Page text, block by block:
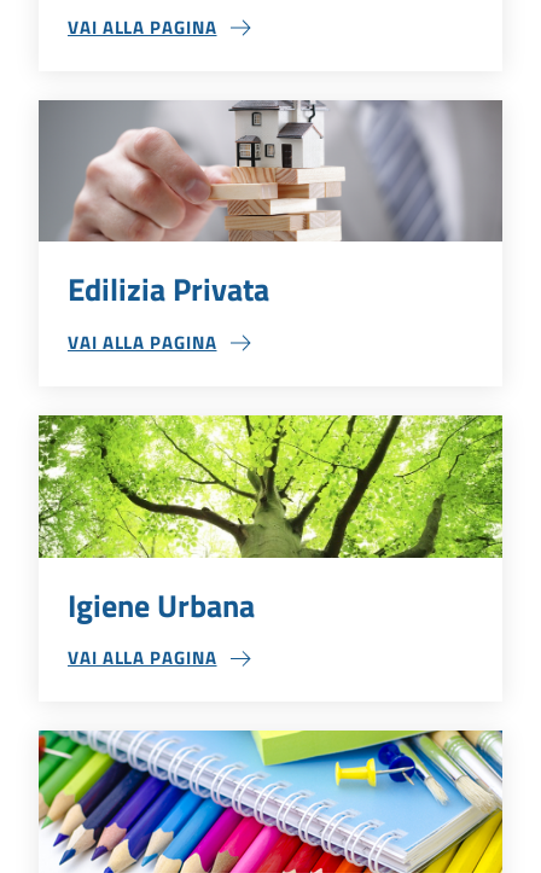
VAI ALLA PAGINA
ALTRE TIPOLOGIE DI ISTANZA
Edilizia Privata
VAI ALLA PAGINA
EDILIZIA PRIVATA
Igiene Urbana
VAI ALLA PAGINA
IGIENE URBANA